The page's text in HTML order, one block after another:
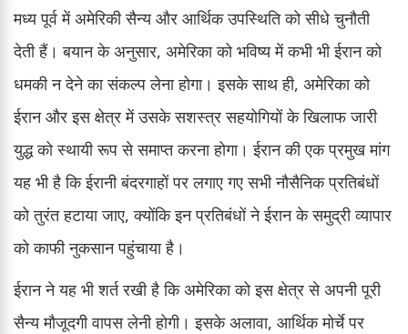
मध्य पूर्व में अमेरिकी सैन्य और आर्थिक उपस्थिति को सीधे चुनौती
देती हैं। बयान के अनुसार, अमेरिका को भविष्य में कभी भी ईरान को
धमकी न देने का संकल्प लेना होगा। इसके साथ ही, अमेरिका को
ईरान और इस क्षेत्र में उसके सशस्त्र सहयोगियों के खिलाफ जारी
युद्ध को स्थायी रूप से समाप्त करना होगा। ईरान की एक प्रमुख मांग
यह भी है कि ईरानी बंदरगाहों पर लगाए गए सभी नौसैनिक प्रतिबंधों
को तुरंत हटाया जाए, क्योंकि इन प्रतिबंधों ने ईरान के समुद्री व्यापार
को काफी नुकसान पहुंचाया है।
ईरान ने यह भी शर्त रखी है कि अमेरिका को इस क्षेत्र से अपनी पूरी
सैन्य मौजूदगी वापस लेनी होगी। इसके अलावा, आर्थिक मोर्चे पर